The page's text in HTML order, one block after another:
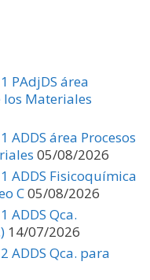
PAdjDS área
los Materiales
ADDS área Procesos
05/08/2026
ADDS Fisicoquímica
C05/08/2026
ADDS Qca.
14/07/2026
ADDS Qca. para